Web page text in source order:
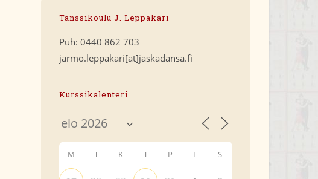
Tanssikoulu J. Leppäkari
Puh: 0440 862 703
jarmo.leppakari[at]jaskadansa.fi
Kurssikalenteri
M T K T P L S